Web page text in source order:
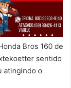
Bros 160 de
sentido
atingindo o